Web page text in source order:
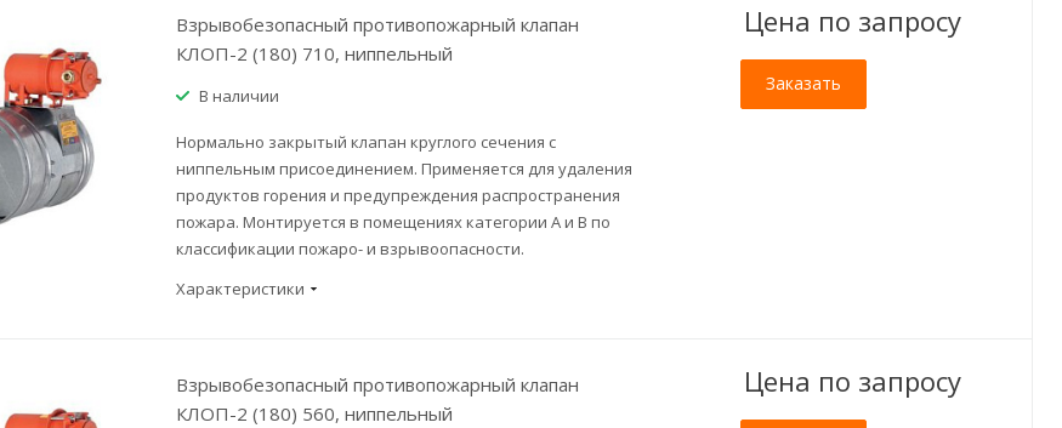
Взрывобезопасный противопожарный клапан
КЛОП-2 (180) 710, ниппельный
В наличии
Нормально закрытый клапан круглого сечения с
ниппельным присоединением. Применяется для удаления
продуктов горения и предупреждения распространения
пожара. Монтируется в помещениях категории A и B по
классификации пожаро- и взрывоопасности.
Характеристики
Цена по запросу
Заказать
Взрывобезопасный противопожарный клапан
КЛОП-2 (180) 560, ниппельный
Цена по запросу